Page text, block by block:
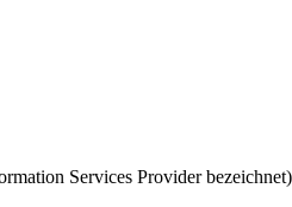
Services Provider